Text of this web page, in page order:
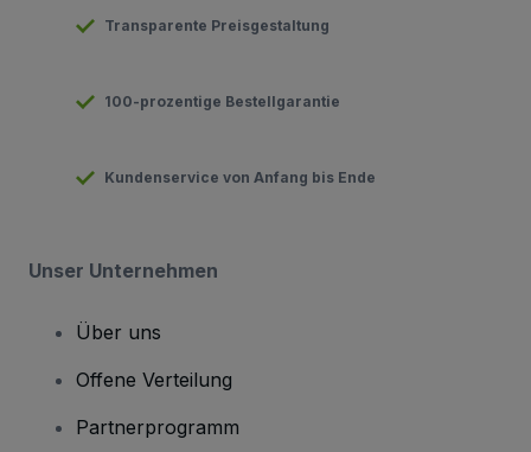
Transparente Preisgestaltung
100-prozentige Bestellgarantie
Kundenservice von Anfang bis Ende
Unser Unternehmen
Über uns
Offene Verteilung
Partnerprogramm